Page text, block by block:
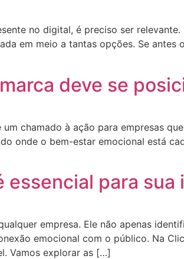
no digital, é preciso ser
em meio a tantas opções. Se
deve se
chamado à ação para empresas
onde o bem-estar emocional está
para
empresa. Ele não apenas
emocional com o público. Na
Vamos explorar as […]